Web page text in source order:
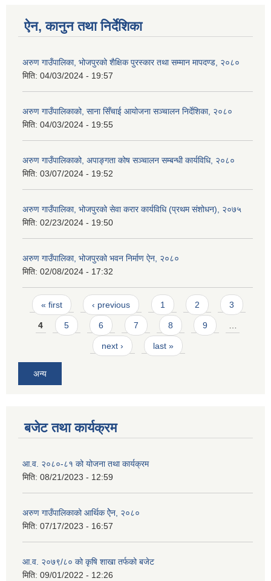
ऐन, कानुन तथा निर्देशिका
अरुण गाउँपालिका, भोजपुरको शैक्षिक पुरस्कार तथा सम्मान मापदण्ड, २०८०
मिति: 04/03/2024 - 19:57
अरुण गाउँपालिकाको, साना सिँचाई आयोजना सञ्‍चालन निर्देशिका, २०८०
मिति: 04/03/2024 - 19:55
अरुण गाउँपालिकाको, अपाङ्गता कोष सञ्‍चालन सम्बन्धी कार्यविधि, २०८०
मिति: 03/07/2024 - 19:52
अरुण गाउँपालिका, भोजपुरको सेवा करार कार्यविधि (प्रथम संशोधन), २०७५
मिति: 02/23/2024 - 19:50
अरुण गाउँपालिका, भोजपुरको भवन निर्माण ऐन, २०८०
मिति: 02/08/2024 - 17:32
Pages
« first ‹ previous 1 2 3
4 5 6 7 8 9
next › last »
अन्य
बजेट तथा कार्यक्रम
आ.व. २०८०-८१ को योजना तथा कार्यक्रम
मिति: 08/21/2023 - 12:59
अरुण गाउँपालिकाको आर्थिक ऐेन, २०८०
मिति: 07/17/2023 - 16:57
आ.व. २०७९/८० को कृषि शाखा तर्फको बजेट
मिति: 09/01/2022 - 12:26